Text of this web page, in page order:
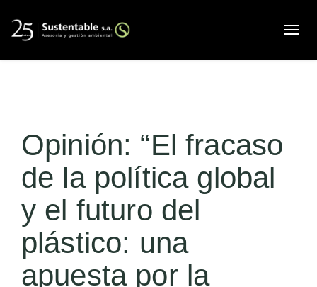
Opinión: “El fracaso
de la política global
y el futuro del
plástico: una
apuesta por la